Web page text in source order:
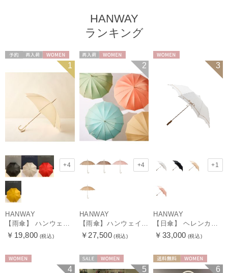
HANWAY
ランキング
WOMEN 1
+4
HANWAY
【雨傘】 ハンウェイ （HANWAY） Couturier クチュリエ 長傘 日本製
￥19,800 (税込)
2
+4
HANWAY
【雨傘】ハンウェイ （HANWAY ）真田耳（サナダミミ）長傘 日本製 カーボン骨
￥27,500 (税込)
3
+1
HANWAY
【日傘】 ヘレンカミンスキー（HELEN KAMINSKI） X ハンウェイ (HANWAY) コラボ プロヴァンスタイプ 麻無地 ラフィアコード 折りたたみ傘 曲がり手元 純パラソル
￥33,000 (税込)
4 5 6